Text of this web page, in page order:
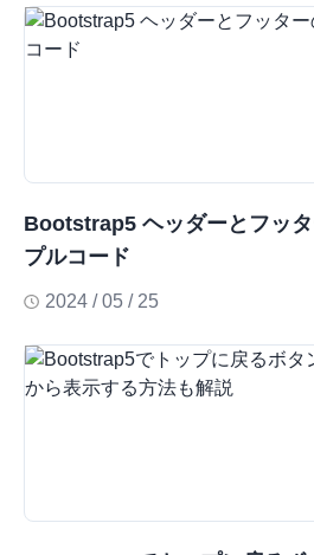
Bootstrap5 ヘッダーとフッ
プルコード
2024 / 05 / 25